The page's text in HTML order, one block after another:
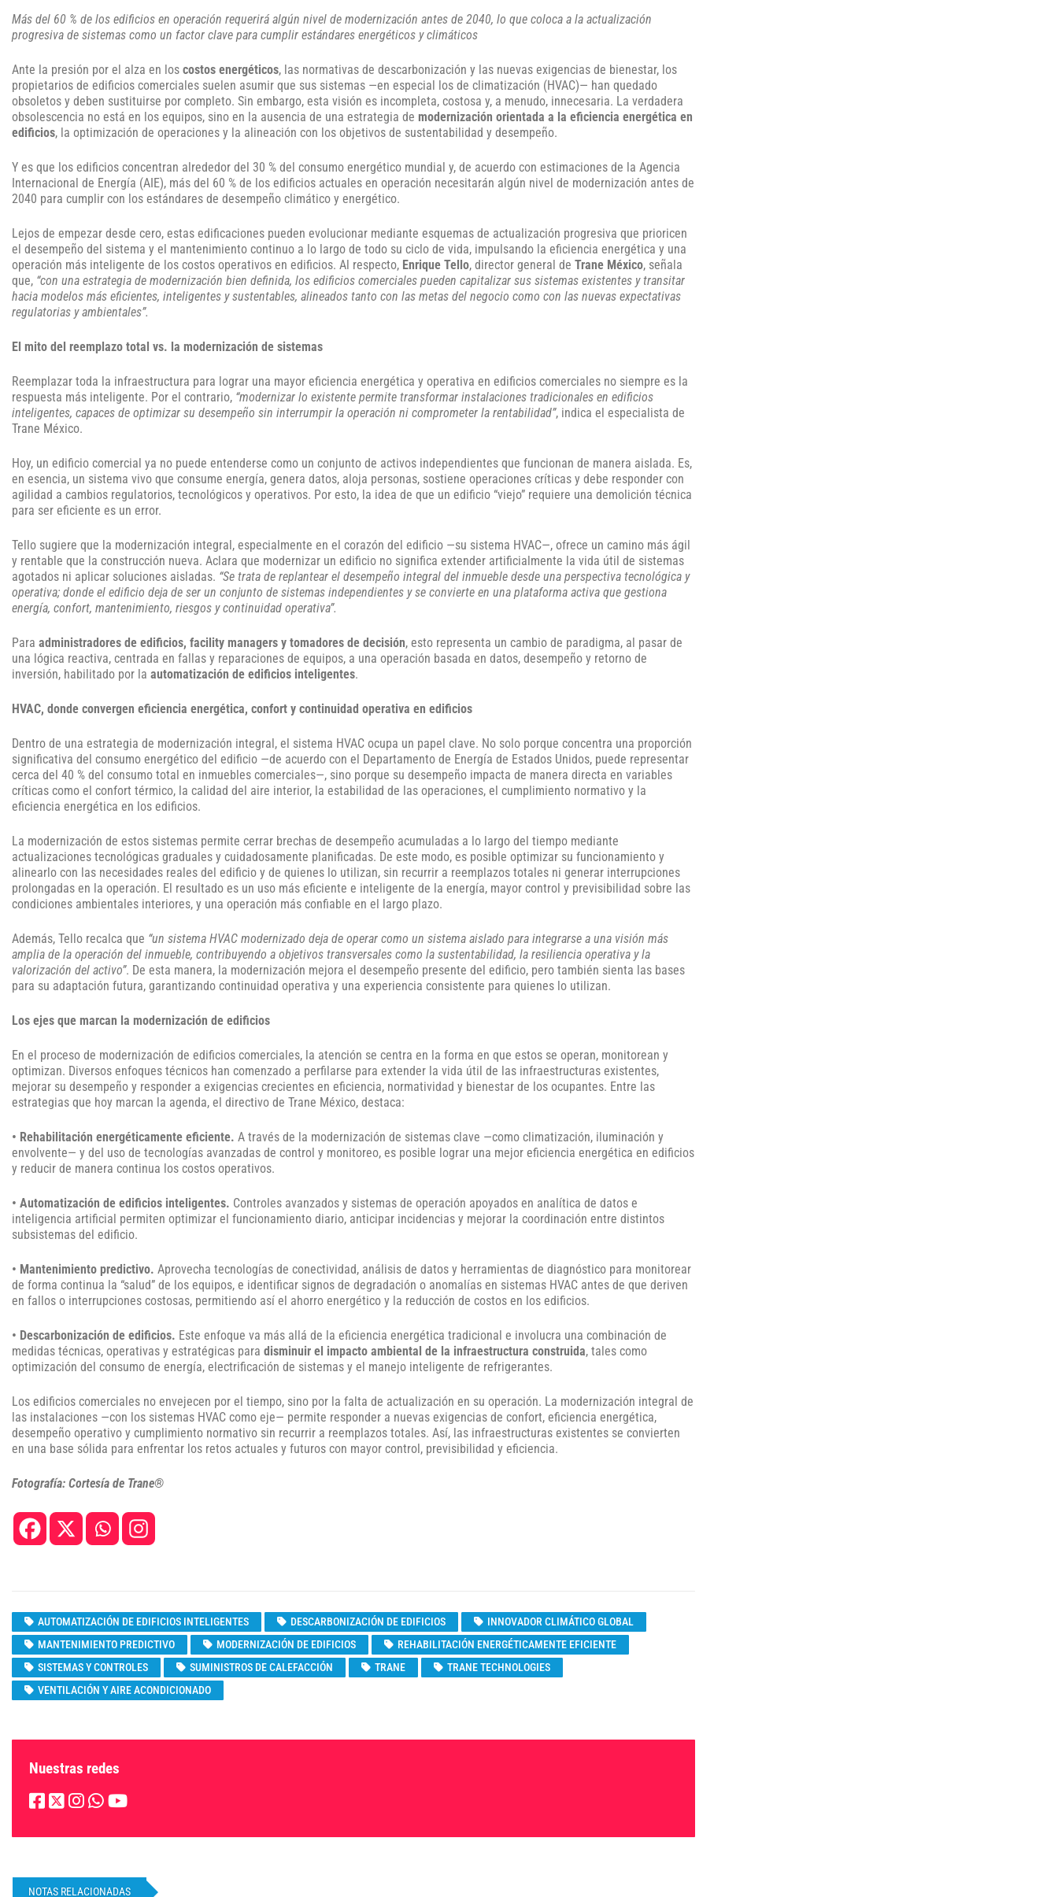
Más del 60 % de los edificios en operación requerirá algún nivel de modernización antes de 2040, lo que coloca a la actualización
progresiva de sistemas como un factor clave para cumplir estándares energéticos y climáticos
Ante la presión por el alza en los costos energéticos, las normativas de descarbonización y las nuevas exigencias de bienestar, los
propietarios de edificios comerciales suelen asumir que sus sistemas —en especial los de climatización (HVAC)— han quedado
obsoletos y deben sustituirse por completo. Sin embargo, esta visión es incompleta, costosa y, a menudo, innecesaria. La verdadera
obsolescencia no está en los equipos, sino en la ausencia de una estrategia de modernización orientada a la eficiencia energética en
edificios, la optimización de operaciones y la alineación con los objetivos de sustentabilidad y desempeño.
Y es que los edificios concentran alrededor del 30 % del consumo energético mundial y, de acuerdo con estimaciones de la Agencia
Internacional de Energía (AIE), más del 60 % de los edificios actuales en operación necesitarán algún nivel de modernización antes de
2040 para cumplir con los estándares de desempeño climático y energético.
Lejos de empezar desde cero, estas edificaciones pueden evolucionar mediante esquemas de actualización progresiva que prioricen
el desempeño del sistema y el mantenimiento continuo a lo largo de todo su ciclo de vida, impulsando la eficiencia energética y una
operación más inteligente de los costos operativos en edificios. Al respecto, Enrique Tello, director general de Trane México, señala
que, “con una estrategia de modernización bien definida, los edificios comerciales pueden capitalizar sus sistemas existentes y transitar
hacia modelos más eficientes, inteligentes y sustentables, alineados tanto con las metas del negocio como con las nuevas expectativas
regulatorias y ambientales”.
El mito del reemplazo total vs. la modernización de sistemas
Reemplazar toda la infraestructura para lograr una mayor eficiencia energética y operativa en edificios comerciales no siempre es la
respuesta más inteligente. Por el contrario, “modernizar lo existente permite transformar instalaciones tradicionales en edificios
inteligentes, capaces de optimizar su desempeño sin interrumpir la operación ni comprometer la rentabilidad”, indica el especialista de
Trane México.
Hoy, un edificio comercial ya no puede entenderse como un conjunto de activos independientes que funcionan de manera aislada. Es,
en esencia, un sistema vivo que consume energía, genera datos, aloja personas, sostiene operaciones críticas y debe responder con
agilidad a cambios regulatorios, tecnológicos y operativos. Por esto, la idea de que un edificio “viejo” requiere una demolición técnica
para ser eficiente es un error.
Tello sugiere que la modernización integral, especialmente en el corazón del edificio —su sistema HVAC—, ofrece un camino más ágil
y rentable que la construcción nueva. Aclara que modernizar un edificio no significa extender artificialmente la vida útil de sistemas
agotados ni aplicar soluciones aisladas. “Se trata de replantear el desempeño integral del inmueble desde una perspectiva tecnológica y
operativa; donde el edificio deja de ser un conjunto de sistemas independientes y se convierte en una plataforma activa que gestiona
energía, confort, mantenimiento, riesgos y continuidad operativa”.
Para administradores de edificios, facility managers y tomadores de decisión, esto representa un cambio de paradigma, al pasar de
una lógica reactiva, centrada en fallas y reparaciones de equipos, a una operación basada en datos, desempeño y retorno de
inversión, habilitado por la automatización de edificios inteligentes.
HVAC, donde convergen eficiencia energética, confort y continuidad operativa en edificios
Dentro de una estrategia de modernización integral, el sistema HVAC ocupa un papel clave. No solo porque concentra una proporción
significativa del consumo energético del edificio —de acuerdo con el Departamento de Energía de Estados Unidos, puede representar
cerca del 40 % del consumo total en inmuebles comerciales—, sino porque su desempeño impacta de manera directa en variables
críticas como el confort térmico, la calidad del aire interior, la estabilidad de las operaciones, el cumplimiento normativo y la
eficiencia energética en los edificios.
La modernización de estos sistemas permite cerrar brechas de desempeño acumuladas a lo largo del tiempo mediante
actualizaciones tecnológicas graduales y cuidadosamente planificadas. De este modo, es posible optimizar su funcionamiento y
alinearlo con las necesidades reales del edificio y de quienes lo utilizan, sin recurrir a reemplazos totales ni generar interrupciones
prolongadas en la operación. El resultado es un uso más eficiente e inteligente de la energía, mayor control y previsibilidad sobre las
condiciones ambientales interiores, y una operación más confiable en el largo plazo.
Además, Tello recalca que “un sistema HVAC modernizado deja de operar como un sistema aislado para integrarse a una visión más
amplia de la operación del inmueble, contribuyendo a objetivos transversales como la sustentabilidad, la resiliencia operativa y la
valorización del activo”. De esta manera, la modernización mejora el desempeño presente del edificio, pero también sienta las bases
para su adaptación futura, garantizando continuidad operativa y una experiencia consistente para quienes lo utilizan.
Los ejes que marcan la modernización de edificios
En el proceso de modernización de edificios comerciales, la atención se centra en la forma en que estos se operan, monitorean y
optimizan. Diversos enfoques técnicos han comenzado a perfilarse para extender la vida útil de las infraestructuras existentes,
mejorar su desempeño y responder a exigencias crecientes en eficiencia, normatividad y bienestar de los ocupantes. Entre las
estrategias que hoy marcan la agenda, el directivo de Trane México, destaca:
• Rehabilitación energéticamente eficiente. A través de la modernización de sistemas clave —como climatización, iluminación y
envolvente— y del uso de tecnologías avanzadas de control y monitoreo, es posible lograr una mejor eficiencia energética en edificios
y reducir de manera continua los costos operativos.
• Automatización de edificios inteligentes. Controles avanzados y sistemas de operación apoyados en analítica de datos e
inteligencia artificial permiten optimizar el funcionamiento diario, anticipar incidencias y mejorar la coordinación entre distintos
subsistemas del edificio.
• Mantenimiento predictivo. Aprovecha tecnologías de conectividad, análisis de datos y herramientas de diagnóstico para monitorear
de forma continua la “salud” de los equipos, e identificar signos de degradación o anomalías en sistemas HVAC antes de que deriven
en fallos o interrupciones costosas, permitiendo así el ahorro energético y la reducción de costos en los edificios.
• Descarbonización de edificios. Este enfoque va más allá de la eficiencia energética tradicional e involucra una combinación de
medidas técnicas, operativas y estratégicas para disminuir el impacto ambiental de la infraestructura construida, tales como
optimización del consumo de energía, electrificación de sistemas y el manejo inteligente de refrigerantes.
Los edificios comerciales no envejecen por el tiempo, sino por la falta de actualización en su operación. La modernización integral de
las instalaciones —con los sistemas HVAC como eje— permite responder a nuevas exigencias de confort, eficiencia energética,
desempeño operativo y cumplimiento normativo sin recurrir a reemplazos totales. Así, las infraestructuras existentes se convierten
en una base sólida para enfrentar los retos actuales y futuros con mayor control, previsibilidad y eficiencia.
Fotografía: Cortesía de Trane®
AUTOMATIZACIÓN DE EDIFICIOS INTELIGENTES DESCARBONIZACIÓN DE EDIFICIOS
INNOVADOR CLIMÁTICO GLOBAL
MANTENIMIENTO PREDICTIVO
MODERNIZACIÓN DE EDIFICIOS
REHABILITACIÓN ENERGÉTICAMENTE EFICIENTE
SISTEMAS Y CONTROLES
SUMINISTROS DE CALEFACCIÓN TRANE
TRANE TECHNOLOGIES
VENTILACIÓN Y AIRE ACONDICIONADO
Nuestras redes
NOTAS RELACIONADAS